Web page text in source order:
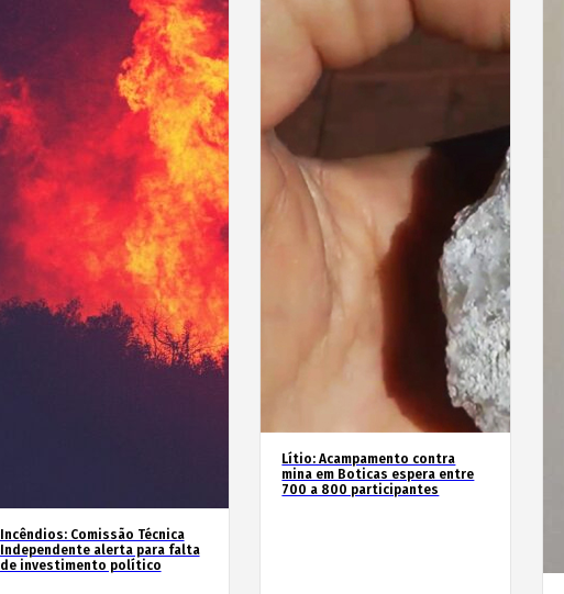
Incêndios: Comissão Técnica
Independente alerta para falta
de investimento político
Lítio: Acampamento contra
mina em Boticas espera entre
700 a 800 participantes